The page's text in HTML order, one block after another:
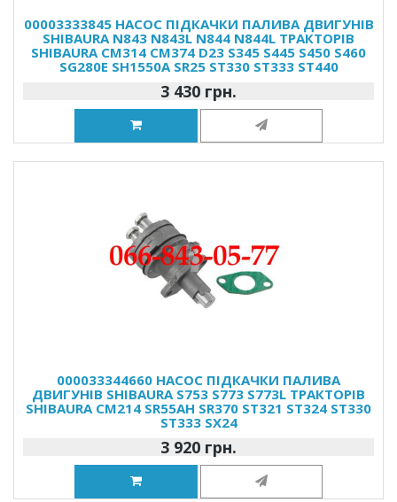
00003333845 НАСОС ПІДКАЧКИ ПАЛИВА ДВИГУНІВ
SHIBAURA N843 N843L N844 N844L ТРАКТОРІВ
SHIBAURA CM314 CM374 D23 S345 S445 S450 S460
SG280E SH1550A SR25 ST330 ST333 ST440
3 430 грн.
000033344660 НАСОС ПІДКАЧКИ ПАЛИВА
ДВИГУНІВ SHIBAURA S753 S773 S773L ТРАКТОРІВ
SHIBAURA CM214 SR55AH SR370 ST321 ST324 ST330
ST333 SX24
3 920 грн.